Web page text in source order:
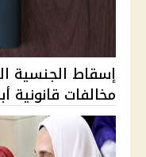
مخالفات قانونية